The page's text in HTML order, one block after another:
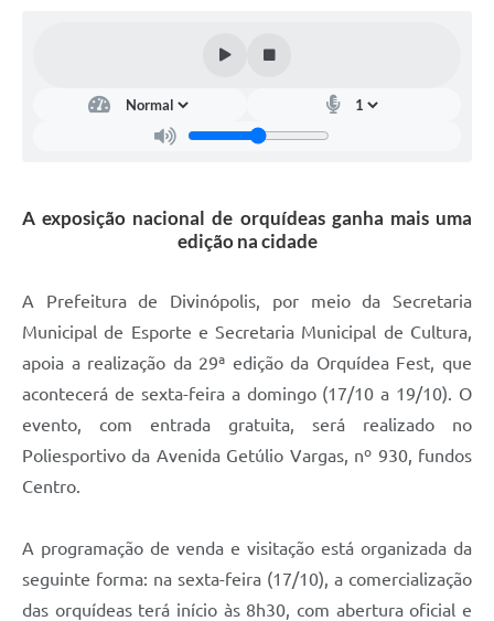
A exposição nacional de orquídeas ganha mais uma
edição na cidade
A Prefeitura de Divinópolis, por meio da Secretaria
Municipal de Esporte e Secretaria Municipal de Cultura,
apoia a realização da 29ª edição da Orquídea Fest, que
acontecerá de sexta-feira a domingo (17/10 a 19/10). O
evento, com entrada gratuita, será realizado no
Poliesportivo da Avenida Getúlio Vargas, nº 930, fundos
Centro.
A programação de venda e visitação está organizada da
seguinte forma: na sexta-feira (17/10), a comercialização
das orquídeas terá início às 8h30, com abertura oficial e